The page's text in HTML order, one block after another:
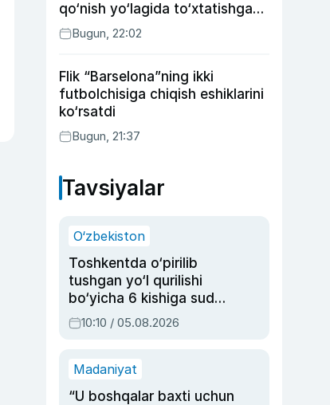
qo‘nish yo‘lagida to‘xtatishga
urindi (video)
Bugun, 22:02
Flik “Barselona”ning ikki
futbolchisiga chiqish eshiklarini
ko‘rsatdi
Bugun, 21:37
Tavsiyalar
O‘zbekiston
Toshkentda o‘pirilib
tushgan yo‘l qurilishi
bo‘yicha 6 kishiga sud
hukmi o‘qildi
10:10 / 05.08.2026
Madaniyat
“U boshqalar baxti uchun